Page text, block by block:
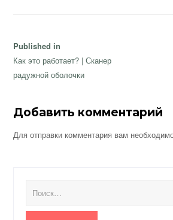
Навигация
по
записям
Published in
Как это работает? | Сканер
радужной оболочки
Добавить комментарий
Для отправки комментария вам